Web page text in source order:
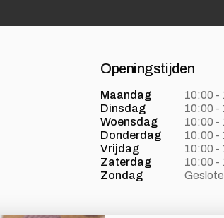
Openingstijden
Maandag
10:00 -
Dinsdag
10:00 -
Woensdag
10:00 -
Donderdag
10:00 -
Vrijdag
10:00 -
Zaterdag
10:00 -
Zondag